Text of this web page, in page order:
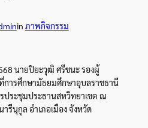
in ภาพกิจกรรม
นายปิยะวุฒิ ศรีชนะ รองผู้
การศึกษามัธยมศึกษาอุบลราชธานี
ประชุมประธานสหวิทยาเขต ณ
รีนุกูล อำเภอเมือง จังหวัด